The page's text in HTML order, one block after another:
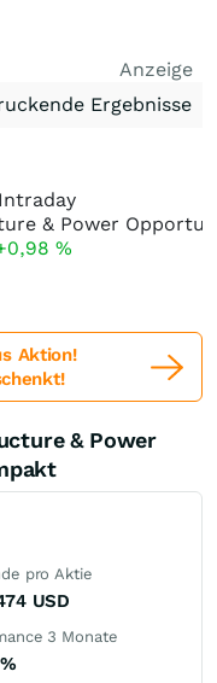
Anzeige
Ergebnisse
Intraday
%
Aktion!
& Power
pro Aktie
USD
3 Monate
%